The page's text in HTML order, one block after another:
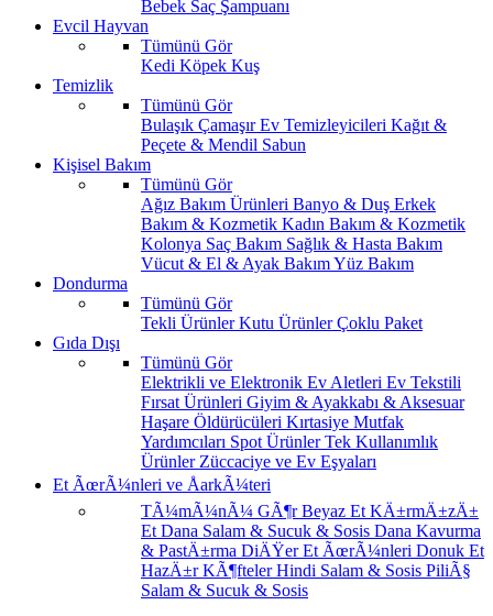
Bebek Saç Şampuanı
Evcil Hayvan
Tümünü Gör
Kedi Köpek Kuş
Temizlik
Tümünü Gör
Bulaşık ÇamaşırEv Temizleyicileri Kağıt &
Peçete & Mendil Sabun
Kişisel Bakım
Tümünü Gör
Ağız Bakım Ürünleri Banyo & Duş Erkek
Bakım & Kozmetik Kadın Bakım & Kozmetik
Kolonya Saç Bakım Sağlık & Hasta Bakım
Vücut & El & Ayak BakımYüz Bakım
Dondurma
Tümünü Gör
Tekli ÜrünlerKutu ÜrünlerÇoklu Paket
Gıda Dışı
Tümünü Gör
Elektrikli ve Elektronik Ev Aletleri Ev Tekstili
Fırsat Ürünleri Giyim & Ayakkabı & Aksesuar
Haşare Öldürücüleri Kırtasiye Mutfak
Yardımcıları Spot ÜrünlerTek Kullanımlık
Ürünler Züccaciye ve Ev Eşyaları
Et ÃœrÃ¼nleri ve ÅarkÃ¼teri
TÃ¼mÃ¼nÃ¼ GÃ¶rBeyaz Et KÄ±rmÄ±zÄ±
Et Dana Salam & Sucuk & Sosis Dana Kavurma
& PastÄ±rma DiÄŸer Et ÃœrÃ¼nleri Donuk Et
HazÄ±r KÃ¶ftelerHindi Salam & Sosis PiliÃ§
Salam & Sucuk & Sosis